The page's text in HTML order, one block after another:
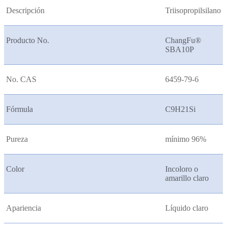
Descripción Triisopropilsilano
Producto No.
ChangFu®
SBA10P
No. CAS 6459-79-6
Fórmula C9H21Si
Pureza mínimo 96%
Color
Incoloro o
amarillo claro
Apariencia Líquido claro